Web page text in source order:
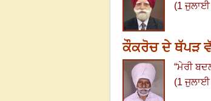
(1 ਜੁਲਾਈ
ਕੌਕਰੋਚ ਦੇ ਥੱਪੜ
“ਮੇਰੀ
(1 ਜੁਲਾਈ